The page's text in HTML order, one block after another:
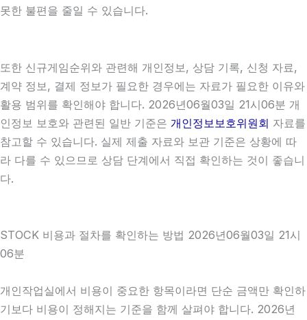
못한 불편을 줄일 수 있습니다.
또한 신규게임순위와 관련해 개인정보, 상담 기록, 신청 자료,
계약 정보, 결제 정보가 필요한 경우에는 자료가 필요한 이유와
활용 범위를 확인해야 합니다. 2026년06월03일 21시06분 개
인정보 보호와 관련된 일반 기준은 개인정보보호위원회 자료를
참고할 수 있습니다. 실제 제출 자료와 보관 기준은 상황에 따
라 다를 수 있으므로 상담 단계에서 직접 확인하는 것이 좋습니
다.
STOCK 비용과 절차를 확인하는 방법 2026년06월03일 21시
06분
개인작업실에서 비용이 중요한 항목이라면 단순 금액만 확인하
기보다 비용이 정해지는 기준을 함께 살펴야 합니다. 2026년